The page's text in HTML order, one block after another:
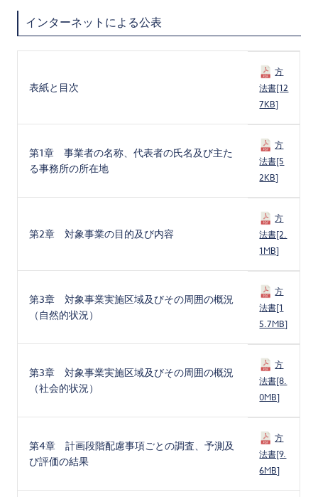
インターネットによる公表
表紙と目次
方
法書[12
7KB]
第1章 事業者の名称、代表者の氏名及び主た
る事務所の所在地
方
法書[5
2KB]
第2章 対象事業の目的及び内容
方
法書[2.
1MB]
第3章 対象事業実施区域及びその周囲の概況
（自然的状況）
方
法書[1
5.7MB]
第3章 対象事業実施区域及びその周囲の概況
（社会的状況）
方
法書[8.
0MB]
第4章 計画段階配慮事項ごとの調査、予測及
び評価の結果
方
法書[9.
6MB]